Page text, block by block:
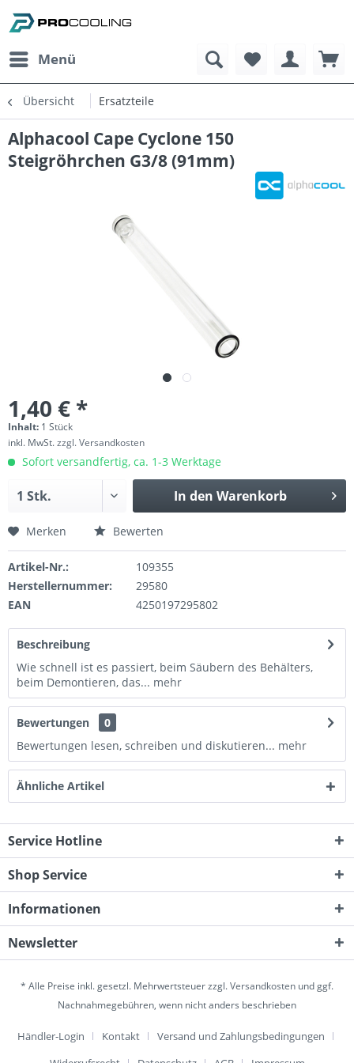
Menü
Übersicht Ersatzteile
Alphacool Cape Cyclone 150
Steigröhrchen G3/8 (91mm)
1,40 € *
Inhalt: 1 Stück
inkl. MwSt.zzgl. Versandkosten
Sofort versandfertig, ca. 1-3 Werktage
In den Warenkorb
Merken Bewerten
Artikel-Nr.:
109355
Herstellernummer:
29580
EAN
4250197295802
Beschreibung
Wie schnell ist es passiert, beim Säubern des Behälters,
beim Demontieren, das... mehr
Bewertungen
0
Bewertungen lesen, schreiben und diskutieren... mehr
Ähnliche Artikel
Service Hotline
Shop Service
Informationen
Newsletter
* Alle Preise inkl. gesetzl. Mehrwertsteuer zzgl.Versandkosten und ggf.
Nachnahmegebühren, wenn nicht anders beschrieben
Händler-Login Kontakt
Versand und Zahlungsbedingungen